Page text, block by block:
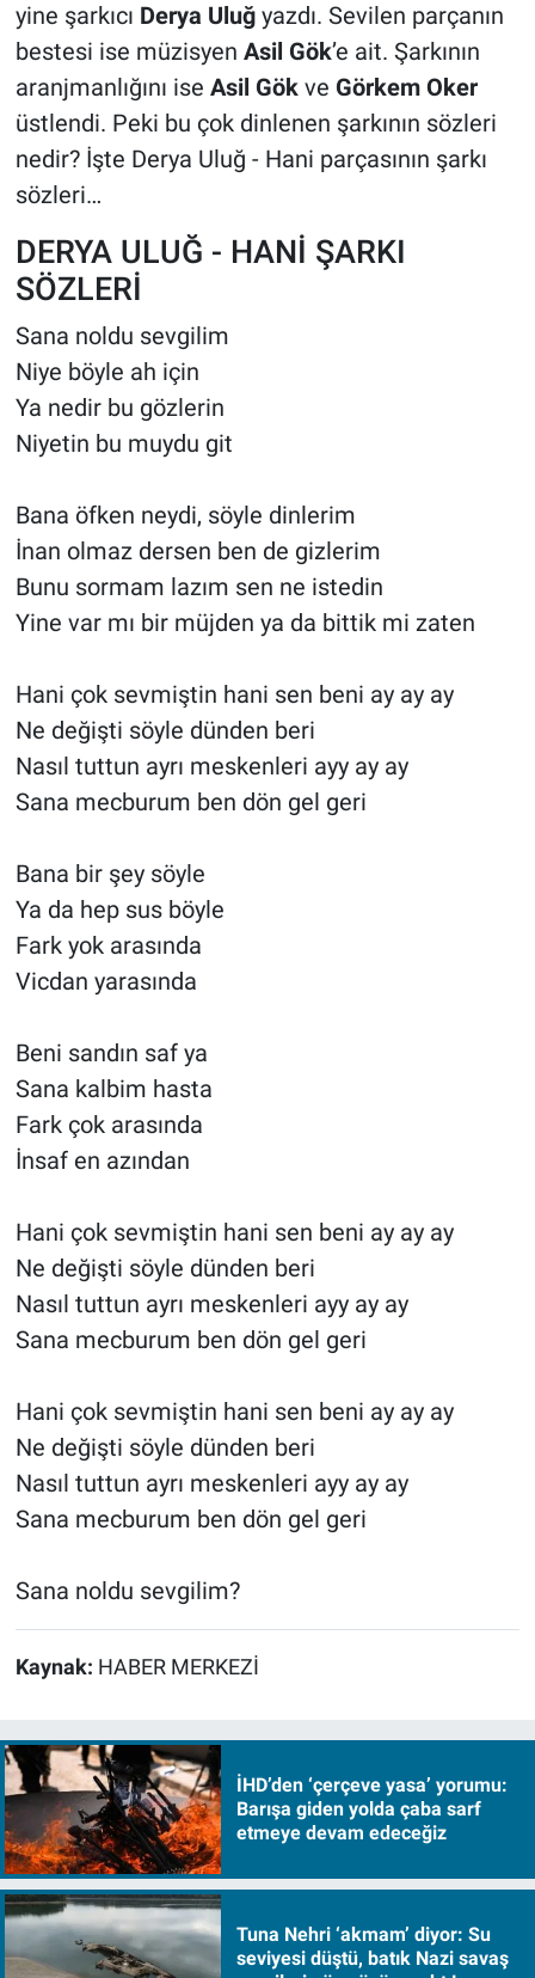
yine şarkıcı Derya Uluğyazdı. Sevilen parçanın
bestesi ise müzisyen Asil Gök’e ait. Şarkının
aranjmanlığını ise Asil Gökve Görkem Oker
üstlendi. Peki bu çok dinlenen şarkının sözleri
nedir? İşte Derya Uluğ - Hani parçasının şarkı
sözleri…
DERYA ULUĞ - HANİ ŞARKI
SÖZLERİ
Sana noldu sevgilim
Niye böyle ah için
Ya nedir bu gözlerin
Niyetin bu muydu git
Bana öfken neydi, söyle dinlerim
İnan olmaz dersen ben de gizlerim
Bunu sormam lazım sen ne istedin
Yine var mı bir müjden ya da bittik mi zaten
Hani çok sevmiştin hani sen beni ay ay ay
Ne değişti söyle dünden beri
Nasıl tuttun ayrı meskenleri ayy ay ay
Sana mecburum ben dön gel geri
Bana bir şey söyle
Ya da hep sus böyle
Fark yok arasında
Vicdan yarasında
Beni sandın saf ya
Sana kalbim hasta
Fark çok arasında
İnsaf en azından
Hani çok sevmiştin hani sen beni ay ay ay
Ne değişti söyle dünden beri
Nasıl tuttun ayrı meskenleri ayy ay ay
Sana mecburum ben dön gel geri
Hani çok sevmiştin hani sen beni ay ay ay
Ne değişti söyle dünden beri
Nasıl tuttun ayrı meskenleri ayy ay ay
Sana mecburum ben dön gel geri
Sana noldu sevgilim?
Kaynak: HABER MERKEZİ
İHD’den ‘çerçeve yasa’ yorumu:
Barışa giden yolda çaba sarf
etmeye devam edeceğiz
Tuna Nehri ‘akmam’ diyor: Su
seviyesi düştü, batık Nazi savaş